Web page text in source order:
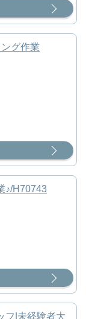
グ作業
♪/H70743
|未経験者大